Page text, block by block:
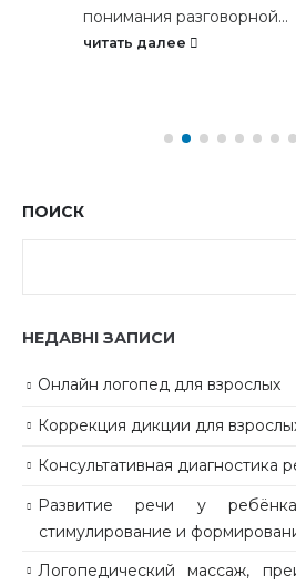
понимания разговорной...
читать далее
ПОИСК
НЕДАВНІ ЗАПИСИ
Онлайн логопед для взрослых
Коррекция дикции для
Консультативная диагностика
Развитие речи у
стимулирование и
Логопедический массаж,